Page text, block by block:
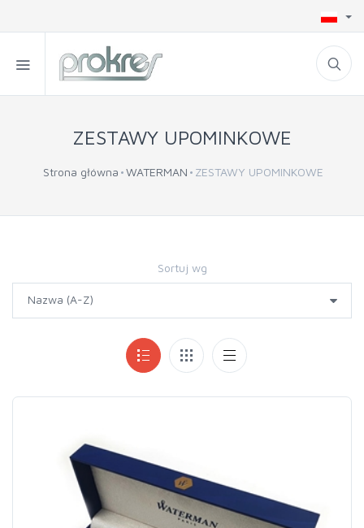
ZESTAWY UPOMINKOWE
Strona główna WATERMAN ZESTAWY UPOMINKOWE
Sortuj wg